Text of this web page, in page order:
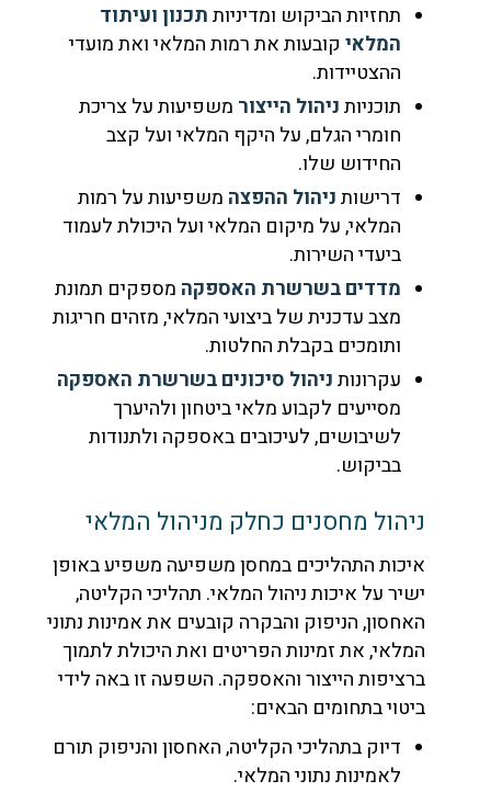
תחזיות הביקוש ומדיניותתכנון ועיתוד
המלאיקובעות את רמות המלאי ואת מועדי
ההצטיידות.
תוכניותניהול הייצורמשפיעות על צריכת
חומרי הגלם, על היקף המלאי ועל קצב
החידוש שלו.
דרישותניהול ההפצהמשפיעות על רמות
המלאי, על מיקום המלאי ועל היכולת לעמוד
ביעדי השירות.
מדדים בשרשרת האספקהמספקים תמונת
מצב עדכנית של ביצועי המלאי, מזהים חריגות
ותומכים בקבלת החלטות.
עקרונותניהול סיכונים בשרשרת האספקה
מסייעים לקבוע מלאי ביטחון ולהיערך
לשיבושים, לעיכובים באספקה ולתנודות
בביקוש.
ניהול מחסנים כחלק מניהול המלאי
איכות התהליכים במחסן משפיעה משפיע באופן
ישיר על איכות ניהול המלאי. תהליכי הקליטה,
האחסון, הניפוק והבקרה קובעים את אמינות נתוני
המלאי, את זמינות הפריטים ואת היכולת לתמוך
ברציפות הייצור והאספקה. השפעה זו באה לידי
ביטוי בתחומים הבאים:
דיוק בתהליכי הקליטה, האחסון והניפוק תורם
לאמינות נתוני המלאי.